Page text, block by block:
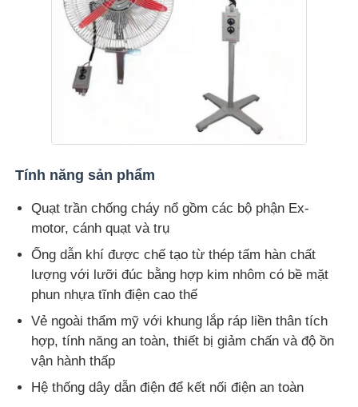
Tính năng sản phẩm
Quạt trần chống cháy nổ gồm các bộ phận Ex-
motor, cánh quạt và trụ
Ống dẫn khí được chế tạo từ thép tấm hàn chất
lượng với lưỡi đúc bằng hợp kim nhôm có bề mặt
phun nhựa tĩnh điện cao thế
Vẻ ngoài thẩm mỹ với khung lắp ráp liền thân tích
hợp, tính năng an toàn, thiết bị giảm chấn và độ ồn
vận hành thấp
Hệ thống dây dẫn điện để kết nối điện an toàn